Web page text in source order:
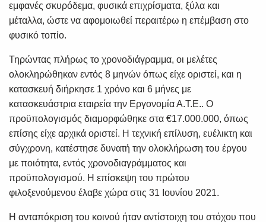
εμφανές σκυρόδεμα, φυσικά επιχρίσματα, ξύλα και
μέταλλα, ώστε να αφομοιωθεί περαιτέρω η επέμβαση στο
φυσικό τοπίο.
Τηρώντας πλήρως το χρονοδιάγραμμα, οι μελέτες
ολοκληρώθηκαν εντός 8 μηνών όπως είχε οριστεί, και η
κατασκευή διήρκησε 1 χρόνο και 6 μήνες με
κατασκευάστρια εταιρεία την Εργονομία Α.Τ.Ε.. Ο
προϋπολογισμός διαμορφώθηκε στα €17.000.000, όπως
επίσης είχε αρχικά οριστεί. Η τεχνική επίλυση, ευέλικτη και
σύγχρονη, κατέστησε δυνατή την ολοκλήρωση του έργου
με ποιότητα, εντός χρονοδιαγράμματος και
προϋπολογισμού. Η επίσκεψη του πρώτου
φιλοξενούμενου έλαβε χώρα στις 31 Ιουνίου 2021.
Η ανταπόκριση του κοινού ήταν αντίστοιχη του στόχου που